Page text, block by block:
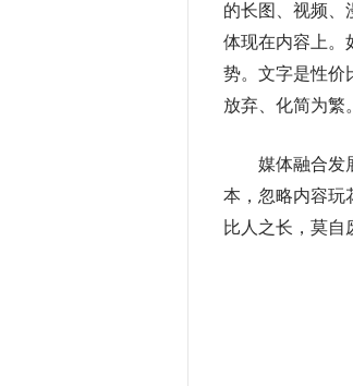
的长图、视频、
体现在内容上。
势。文字是性价
放弃、化简为繁。
媒体融合发展
本，忽略内容玩
比人之长，莫自